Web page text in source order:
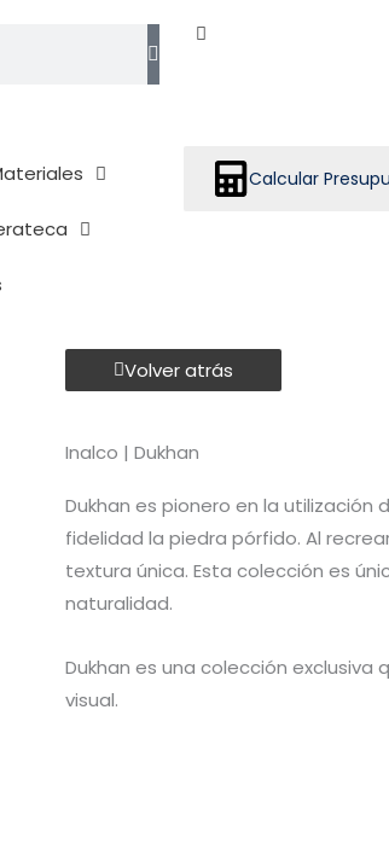
Calcular
Volver atrás
Inalco | Dukhan
Dukhan es pionero en la utilización
fidelidad la piedra pórfido. Al
textura única. Esta colección es
naturalidad.
Dukhan es una colección
visual.